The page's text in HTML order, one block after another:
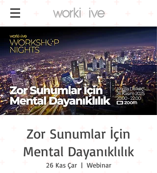
Zor Sunumlar İçin
Mental Dayanıklılık
26 Kas Çar
  |
Webinar